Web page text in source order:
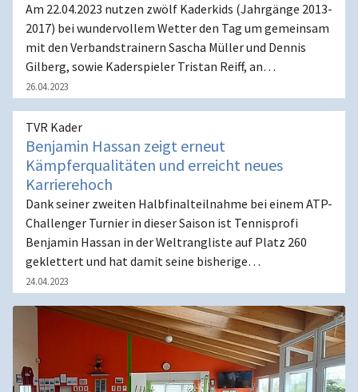
Am 22.04.2023 nutzen zwölf Kaderkids (Jahrgänge 2013-
2017) bei wundervollem Wetter den Tag um gemeinsam
mit den Verbandstrainern Sascha Müller und Dennis
Gilberg, sowie Kaderspieler Tristan Reiff, an…
26.04.2023
TVR Kader
Benjamin Hassan zeigt erneut
Kämpferqualitäten und erreicht neues
Karrierehoch
Dank seiner zweiten Halbfinalteilnahme bei einem ATP-
Challenger Turnier in dieser Saison ist Tennisprofi
Benjamin Hassan in der Weltrangliste auf Platz 260
geklettert und hat damit seine bisherige…
24.04.2023